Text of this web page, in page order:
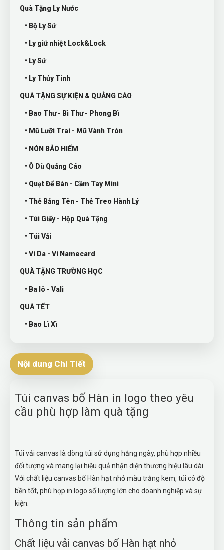
Quà Tặng Ly Nước
• Bộ Ly Sứ
• Ly giữ nhiệt Lock&Lock
• Ly Sứ
• Ly Thủy Tinh
QUÀ TẶNG SỰ KIỆN & QUẢNG CÁO
• Bao Thư - Bì Thư - Phong Bì
• Mũ Lưỡi Trai - Mũ Vành Tròn
• NÓN BẢO HIỂM
• Ô Dù Quảng Cáo
• Quạt Để Bàn - Cầm Tay Mini
• Thẻ Bảng Tên - Thẻ Treo Hành Lý
• Túi Giấy - Hộp Quà Tặng
• Túi Vải
• Ví Da - Ví Namecard
QUÀ TẶNG TRƯỜNG HỌC
• Ba lô - Vali
QUÀ TẾT
• Bao Lì Xì
Nội dung Chi Tiết
Túi canvas bố Hàn in logo theo yêu
cầu phù hợp làm quà tặng
Túi vải canvas là dòng túi sử dụng hằng ngày, phù hợp nhiều
đối tượng và mang lại hiệu quả nhận diện thương hiệu lâu dài.
Với chất liệu canvas bố Hàn hạt nhỏ màu trắng kem, túi có độ
bền tốt, phù hợp in logo số lượng lớn cho doanh nghiệp và sự
kiện.
Thông tin sản phẩm
Chất liệu vải canvas bố Hàn hạt nhỏ